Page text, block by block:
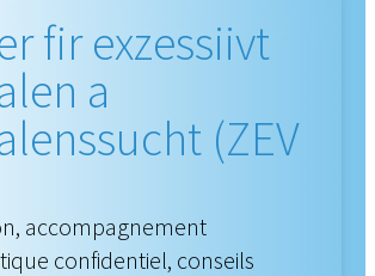
fir exzessiivt
a
(ZEV
accompagnement
confidentiel, conseils